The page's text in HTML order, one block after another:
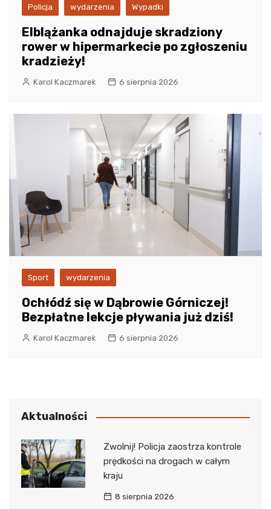
Policja wydarzenia Wypadki
Elblążanka odnajduje skradziony
rower w hipermarkecie po zgłoszeniu
kradzieży!
Karol Kaczmarek 6 sierpnia 2026
Sport wydarzenia
Ochłódź się w Dąbrowie Górniczej!
Bezpłatne lekcje pływania już dziś!
Karol Kaczmarek 6 sierpnia 2026
Aktualności
Zwolnij! Policja zaostrza kontrole
prędkości na drogach w całym
kraju
8 sierpnia 2026